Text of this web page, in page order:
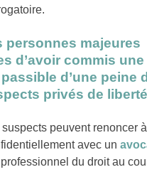
personnes majeures
d’avoir commis une
d’une peine
privés de liberté
peuvent renoncer
avec un
professionnel du droit au